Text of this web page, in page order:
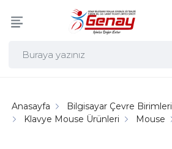
Anasayfa
Bilgisayar Çevre Birimleri
Klavye Mouse Ürünleri
Mouse